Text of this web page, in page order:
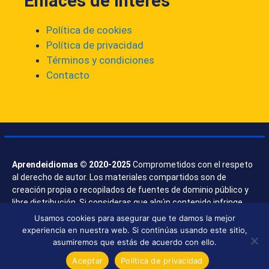
Política de cookies
Política de privacidad
Términos y condiciones
Contacto
Aprendeidiomas © 2020-2025 Comprometidos con el respeto
al derecho de autor. Los materiales compartidos son de
creación propia o recopilados de fuentes de dominio público y
libre distribución. Si consideras que algún contenido infringe
derechos, contáctanos.
Usamos cookies para asegurar que te damos la mejor
experiencia en nuestra web. Si continúas usando este sitio,
asumiremos que estás de acuerdo con ello.
Aceptar
Política de privacidad